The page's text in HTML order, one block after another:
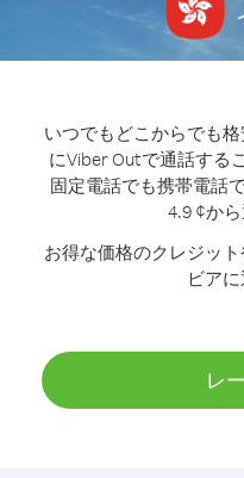
いつでもどこからでも
にViber Outで通話する
固定電話でも携帯電話
4.9 ¢から
お得な価格のクレジッ
ビア
レ